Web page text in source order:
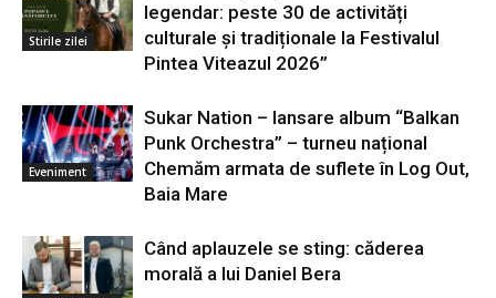
Stirile zilei
legendar: peste 30 de activități
culturale și tradiționale la Festivalul
Pintea Viteazul 2026”
Eveniment
Sukar Nation – lansare album “Balkan
Punk Orchestra” – turneu național
Chemăm armata de suflete în Log Out,
Baia Mare
Când aplauzele se sting: căderea
morală a lui Daniel Bera